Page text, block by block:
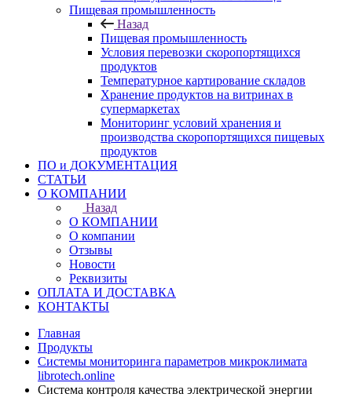
Пищевая промышленность
Назад
Пищевая промышленность
Условия перевозки скоропортящихся
продуктов
Температурное картирование складов
Хранение продуктов на витринах в
супермаркетах
Мониторинг условий хранения и
производства скоропортящихся пищевых
продуктов
ПО и ДОКУМЕНТАЦИЯ
СТАТЬИ
О КОМПАНИИ
Назад
О КОМПАНИИ
О компании
Отзывы
Новости
Реквизиты
ОПЛАТА И ДОСТАВКА
КОНТАКТЫ
Главная
Продукты
Системы мониторинга параметров микроклимата
librotech.online
Система контроля качества электрической энергии